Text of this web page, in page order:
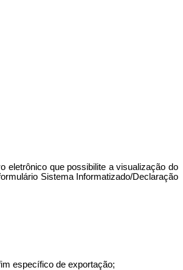
eletrônico que possibilite a visualização do
Sistema Informatizado/Declaração
específico de exportação;